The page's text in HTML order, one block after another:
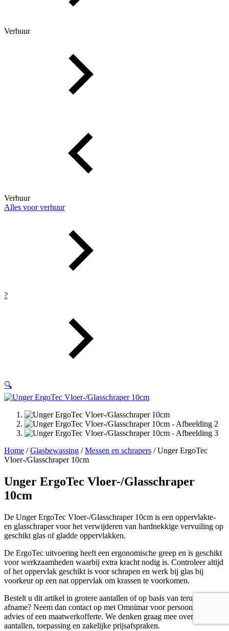
Verhuur
Verhuur
Alles voor verhuur
?
🔍
Home /Glasbewassing /Messen en schrapers / Unger ErgoTec
Vloer-/Glasschraper 10cm
Unger ErgoTec Vloer-/Glasschraper
10cm
De Unger ErgoTec Vloer-/Glasschraper 10cm is een oppervlakte-
en glasschraper voor het verwijderen van hardnekkige vervuiling op
geschikt glas of gladde oppervlakken.
De ErgoTec uitvoering heeft een ergonomische greep en is geschikt
voor werkzaamheden waarbij extra kracht nodig is. Controleer altijd
of het oppervlak geschikt is voor schrapen en werk bij glas bij
voorkeur op een nat oppervlak om krassen te voorkomen.
Bestelt u dit artikel in grotere aantallen of op basis van terugkerende
afname? Neem dan contact op met Omnimar voor persoonlijk
advies of een maatwerkofferte. We denken graag mee over
aantallen, toepassing en zakelijke prijsafspraken.